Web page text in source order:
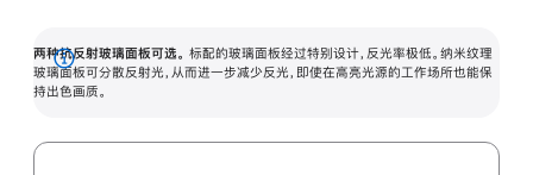
两种抗反射玻璃面板可选。 标配的玻璃面板经过特别设计，反光率极低。纳米纹理
玻璃面板可分散反射光，从而进一步减少反光，即使在高亮光源的工作场所也能保
持出色画质。
展
开